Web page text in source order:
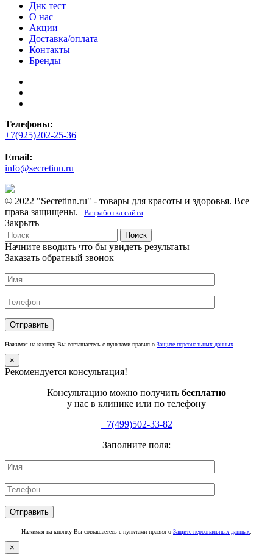
Днк тест
О нас
Акции
Доставка/оплата
Контакты
Бренды
Телефоны:
+7(925)202-25-36
Email:
info@secretinn.ru
© 2022 "Secretinn.ru" - товары для красоты и здоровья. Все
права защищены.
Разработка сайта
Закрыть
Поиск
Начните вводить что бы увидеть результаты
Заказать обратный звонок
Нажимая на кнопку Вы соглашаетесь с пунктами правил о Защите персональных данных
×
Рекомендуется консультация!
Консультацию можно получить бесплатно
у нас в клинике или по телефону
+7(499)502-33-82
Заполните поля:
Нажимая на кнопку Вы соглашаетесь с пунктами правил о Защите персональных данных
×